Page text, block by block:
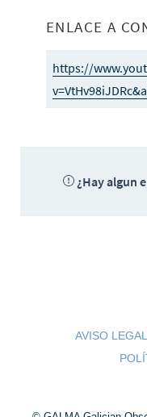
ENLACE A
https://
¿Hay algun
AVISO LEGAL